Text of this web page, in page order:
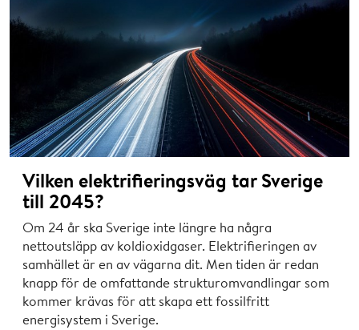
Vilken elektrifieringsväg tar Sverige
till 2045?
Om 24 år ska Sverige inte längre ha några
nettoutsläpp av koldioxidgaser. Elektrifieringen av
samhället är en av vägarna dit. Men tiden är redan
knapp för de omfattande strukturomvandlingar som
kommer krävas för att skapa ett fossilfritt
energisystem i Sverige.